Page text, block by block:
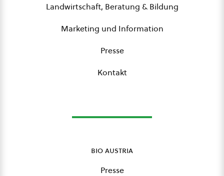
Landwirtschaft, Beratung & Bildung
Marketing und Information
Presse
Kontakt
bio austria
Presse